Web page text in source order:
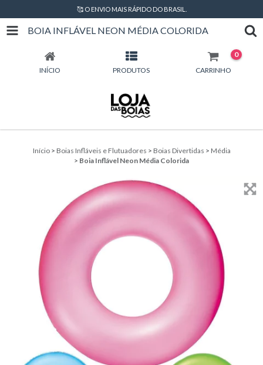
🥰 O ENVIO MAIS RÁPIDO DO BRASIL.
BOIA INFLÁVEL NEON MÉDIA COLORIDA
INÍCIO PRODUTOS CARRINHO
0
Início > Boias Infláveis e Flutuadores > Boias Divertidas > Média
> Boia Inflável Neon Média Colorida